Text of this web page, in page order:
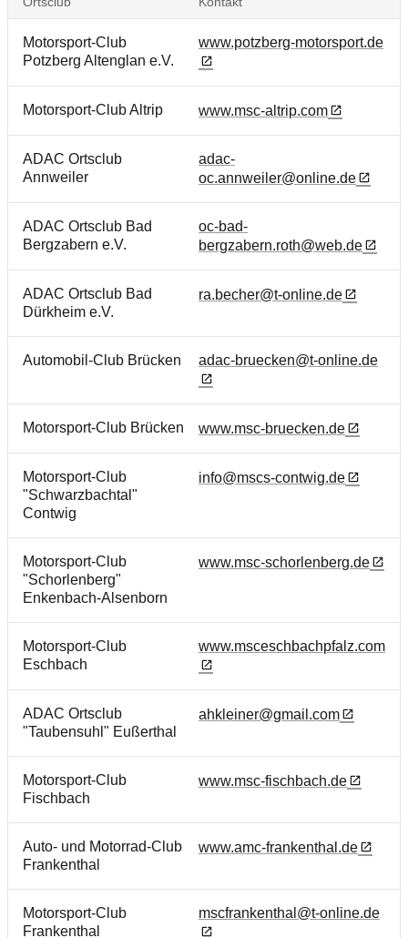
Motorsport-Club
Potzberg Altenglan e.V.
www.potzberg-motorsport.de
Motorsport-Club Altrip www.msc-altrip.com
ADAC Ortsclub
Annweiler
adac-
oc.annweiler@online.de
ADAC Ortsclub Bad
Bergzabern e.V.
oc-bad-
bergzabern.roth@web.de
ADAC Ortsclub Bad
Dürkheim e.V.
ra.becher@t-online.de
Automobil-Club Brücken adac-bruecken@t-online.de
Motorsport-Club Brücken www.msc-bruecken.de
Motorsport-Club
"Schwarzbachtal"
Contwig
info@mscs-contwig.de
Motorsport-Club
"Schorlenberg"
Enkenbach-Alsenborn
www.msc-schorlenberg.de
Motorsport-Club
Eschbach
www.msceschbachpfalz.com
ADAC Ortsclub
"Taubensuhl" Eußerthal
ahkleiner@gmail.com
Motorsport-Club
Fischbach
www.msc-fischbach.de
Auto- und Motorrad-Club
Frankenthal
www.amc-frankenthal.de
Motorsport-Club
Frankenthal
mscfrankenthal@t-online.de